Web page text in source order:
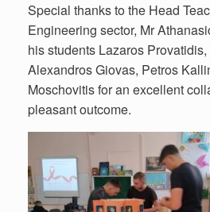
Special thanks to the Head
Engineering sector, Mr
his students Lazaros
Alexandros Giovas, Petros
Moschovitis for an excellent
pleasant outcome.